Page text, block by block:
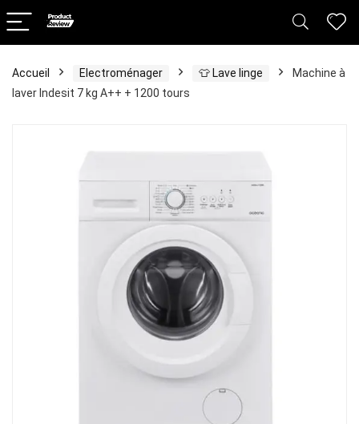
Accueil Electroménager 👕 Lave linge
Machine à
laver Indesit 7 kg A++ + 1200 tours